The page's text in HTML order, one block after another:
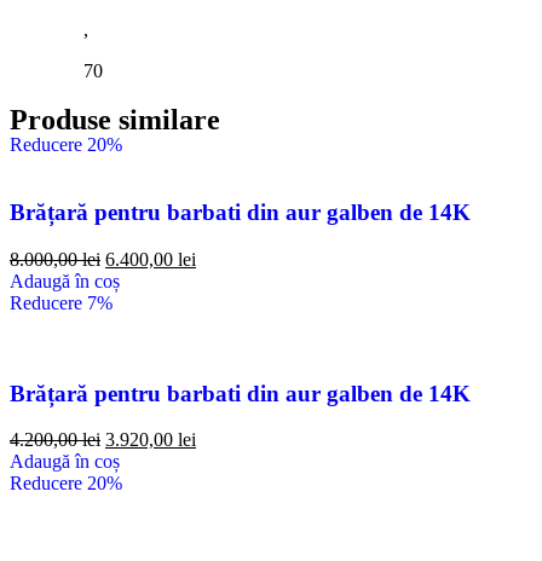
,
70
Produse similare
Reducere 20%
Brățară pentru barbati din aur galben de 14K
8.000,00lei 6.400,00 lei
Adaugă în coș
Reducere 7%
Brățară pentru barbati din aur galben de 14K
4.200,00lei 3.920,00 lei
Adaugă în coș
Reducere 20%